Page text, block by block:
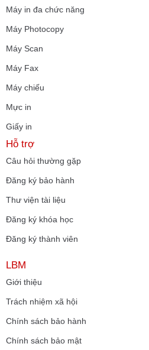
Máy in đa chức năng
Máy Photocopy
Máy Scan
Máy Fax
Máy chiếu
Mực in
Giấy in
Hỗ trợ
Câu hỏi thường gặp
Đăng ký bảo hành
Thư viện tài liệu
Đăng ký khóa học
Đăng ký thành viên
LBM
Giới thiệu
Trách nhiệm xã hội
Chính sách bảo hành
Chính sách bảo mật